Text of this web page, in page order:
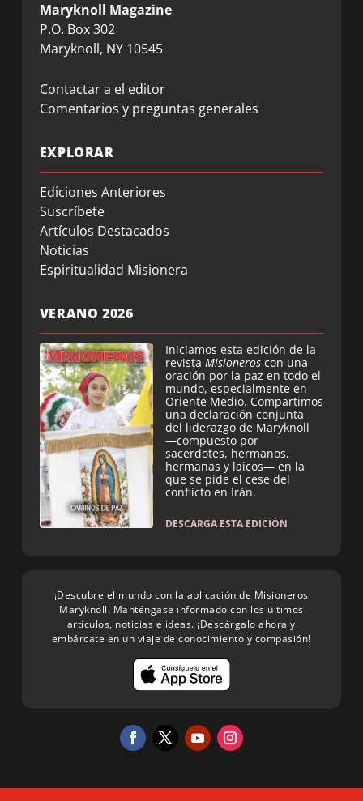
Maryknoll Magazine
P.O. Box 302
Maryknoll, NY 10545
Contactar a el editor
Comentarios y preguntas generales
EXPLORAR
Ediciones Anteriores
Suscríbete
Artículos Destacados
Noticias
Espiritualidad Misionera
VERANO 2026
Iniciamos esta edición de la
revista Misioneros con una
oración por la paz en todo el
mundo, especialmente en
Oriente Medio. Compartimos
una declaración conjunta
del liderazgo de Maryknoll
—compuesto por
sacerdotes, hermanos,
hermanas y laicos— en la
que se pide el cese del
conflicto en Irán.
DESCARGA ESTA EDICIÓN
¡Descubre el mundo con la aplicación de Misioneros
Maryknoll! Manténgase informado con los últimos
artículos, noticias e ideas. ¡Descárgalo ahora y
embárcate en un viaje de conocimiento y compasión!